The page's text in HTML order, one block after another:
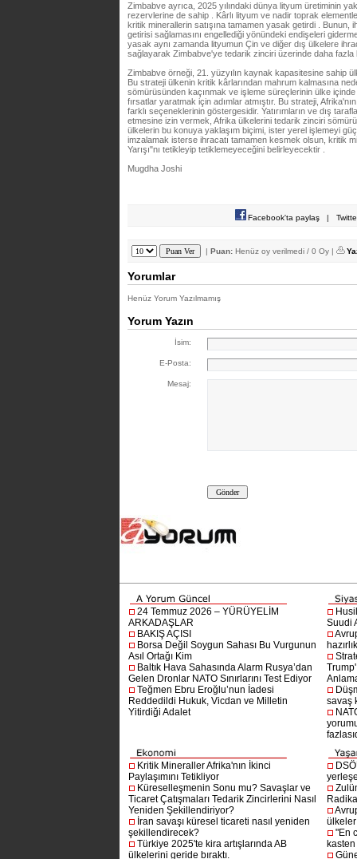
Zimbabve ayrıca, 2025 yılındaki dünya lityum üretiminin
rezervlerine de sahip . Kârlı lityum ve nadir toprak
kritik minerallerin satışına tamamen yasak getirdi .
getirisi sağlamasını engellediği yönündeki endişeleri
yasak aynı zamanda lityumun Çin ve diğer dış ülkelere
sağlayarak Zimbabve'ye tedarik zinciri üzerinde daha fazla
Zimbabve örneği, 21. yüzyılın kaynak kapasitesine sahip
Bu strateji ülkenin kritik kârlarından mahrum kalmasına
sömürüsünden kaçınmak ve işleme süreçlerinin ülke
fırsatlar yaratmak için adımlar atmıştır. Bu strateji,
farklı seçeneklerinin göstergesidir. Yatırımların ve dış
etmesine izin vermek, Afrika ülkelerini tedarik zinciri
ülkelerin bu konuya yaklaşım biçimi, ister yerel işlemeyi
imzalamak isterse ihracatı tamamen kesmek olsun, kritik
Yarışı"nı tetikleyip tetiklemeyeceğini belirleyecektir .
Mugdha Joshi
Facebook'ta paylaş |
| Puan: Henüz oy verilmedi / 0 Oy |
Yorumlar
Henüz Yorum Yazılmamış
Yorum Yazın
İsim:
E-Posta:
Mesaj:
24 Temmuz 2026 – YÜRÜYELİM
ARKADAŞLAR
BAKIŞ AÇISI
Borsa Değil Soygun Sahası Bu Vurgunun
Asıl Ortağı Kim
Baltık Hava Sahasında Alarm Rusya’dan
Gelen Dronlar NATO Sınırlarını Test Ediyor
Teğmen Ebru Eroğlu’nun İadesi
Reddedildi Hukuk, Vicdan ve Milletin
Yitirdiği Adalet
Suudi
savaş
Kritik Mineraller Afrika'nın İkinci
Paylaşımını Tetikliyor
Küreselleşmenin Sonu mu? Savaşlar ve
Ticaret Çatışmaları Tedarik Zincirlerini Nasıl
Yeniden Şekillendiriyor?
İran savaşı küresel ticareti nasıl yeniden
şekillendirecek?
Türkiye 2025'te kira artışlarında AB
ülkelerini geride bıraktı.
"En